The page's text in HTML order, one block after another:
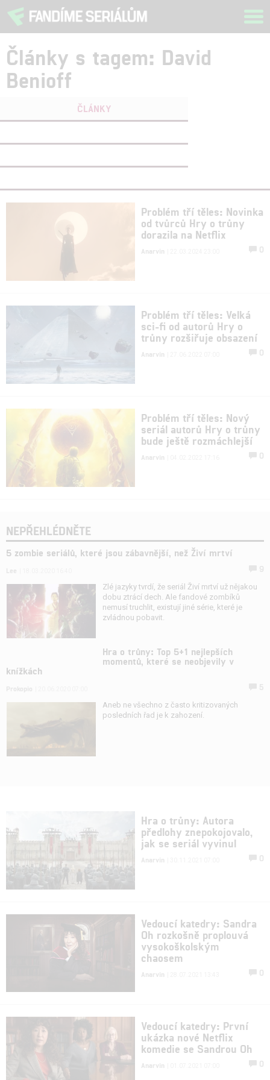
Články s tagem: David
Benioff
ČLÁNKY
Problém tří těles: Novinka
od tvůrců Hry o trůny
dorazila na Netflix
Anarvin 0
Problém tří těles: Velká
sci-fi od autorů Hry o
trůny rozšiřuje obsazení
Anarvin 0
Problém tří těles: Nový
seriál autorů Hry o trůny
bude ještě rozmáchlejší
Anarvin 0
NEPŘEHLÉDNĚTE
5 zombie seriálů, které jsou zábavnější, než Živí mrtví
Zlé jazyky tvrdí, že seriál Živí mrtví už nějakou
dobu ztrácí dech. Ale fandové zombíků
nemusí truchlit, existují jiné série, které je
zvládnou pobavit.
Hra o trůny: Top 5+1 nejlepších
momentů, které se neobjevily v
knížkách
Aneb ne všechno z často kritizovaných
posledních řad je k zahození.
Hra o trůny: Autora
předlohy znepokojovalo,
jak se seriál vyvinul
Anarvin 0
Vedoucí katedry: Sandra
Oh rozkošně proplouvá
vysokoškolským
chaosem
Anarvin 0
Vedoucí katedry: První
ukázka nové Netflix
komedie se Sandrou Oh
Anarvin 0